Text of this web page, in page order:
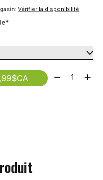
:Vérifier la disponibilité
Quantité: